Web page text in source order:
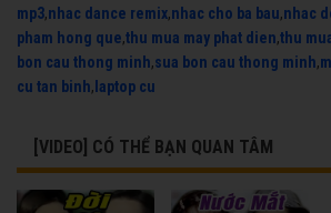
mp3,nhac dance remix,nhac cho ba bau,nhac
pham hong que,thu mua may phat dien,thu
bon cau thong minh,sua bon cau thong minh,
cu tan binh, laptop cu
[VIDEO] CÓ THỂ BẠN QUAN TÂM